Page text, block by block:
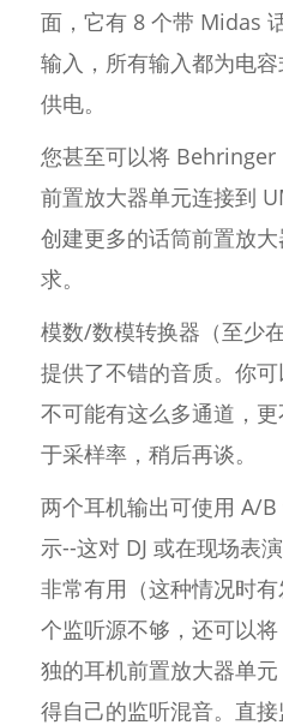
面，它有 8 个带 Midas
输入，所有输入都为电
供电。
您甚至可以将 Behringer
前置放大器单元连接到
创建更多的话筒前置放
求。
模数/数模转换器（至少
提供了不错的音质。你
不可能有这么多通道，
于采样率，稍后再谈。
两个耳机输出可使用 A/
示--这对 DJ 或在现场表
非常有用（这种情况时
个监听源不够，还可以
独的耳机前置放大器单
得自己的监听混音。直